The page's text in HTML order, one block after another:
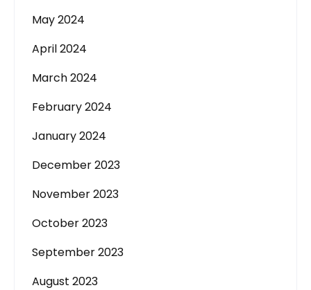
May 2024
April 2024
March 2024
February 2024
January 2024
December 2023
November 2023
October 2023
September 2023
August 2023